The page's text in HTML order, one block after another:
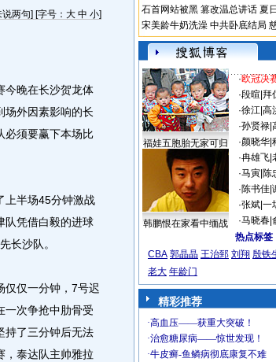
说两句] [字号： 大 中 小]
晚在长沙贺龙体
场外因素影响的长
必须要赢下本场比
上半场45分钟激战
队凭借白毅的进球
长沙队。
仅一分钟，7号迟
一次争抢中肋骨受
持了三分钟后无法
，泰达队主帅雅拉
石首网站被黑 篡改温总讲话 夏
宋美龄牛奶洗澡 中共卧底结局
福娃五胞胎无家可归
韩鹏恨在家看中缅战
·欧冠决
·段暄 拜
·徐江| 高
·孙贤禄|
·颜晓华|
·冉雄飞|
·马寅| 陈
·陈书佳|
·张斌| 一
·马晓春|
热点标签
CBA 郭晶晶 王治郅 刘翔 殷铁
老大 年龄门
精彩推荐